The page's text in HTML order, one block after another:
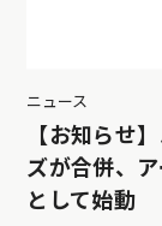
ニュース
【お知らせ
ズが合併、
として始動